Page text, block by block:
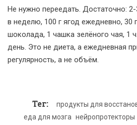
Не нужно переедать. Достаточно:
в неделю, 100 г ягод ежедневно, 30
шоколада, 1 чашка зелёного чая, 1
день. Это не диета, а ежедневная
регулярность, а не объём.
Тег:
продукты для
еда для мозга нейропротекторы